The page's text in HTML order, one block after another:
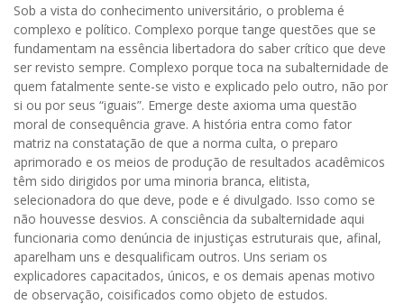
Sob a vista do conhecimento universitário, o problema é
complexo e político. Complexo porque tange questões que se
fundamentam na essência libertadora do saber crítico que deve
ser revisto sempre. Complexo porque toca na subalternidade de
quem fatalmente sente-se visto e explicado pelo outro, não por
si ou por seus “iguais”. Emerge deste axioma uma questão
moral de consequência grave. A história entra como fator
matriz na constatação de que a norma culta, o preparo
aprimorado e os meios de produção de resultados acadêmicos
têm sido dirigidos por uma minoria branca, elitista,
selecionadora do que deve, pode e é divulgado. Isso como se
não houvesse desvios. A consciência da subalternidade aqui
funcionaria como denúncia de injustiças estruturais que, afinal,
aparelham uns e desqualificam outros. Uns seriam os
explicadores capacitados, únicos, e os demais apenas motivo
de observação, coisificados como objeto de estudos.